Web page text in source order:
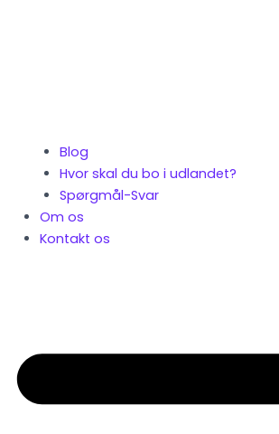
Blog
Hvor skal du bo i udlandet?
Spørgmål-Svar
Om os
Kontakt os